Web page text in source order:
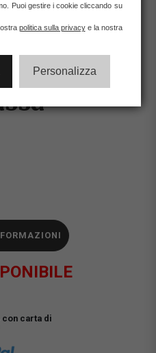
2
-
con carta di
Puoi gestire i cookie cliccando su
politica sulla privacye la nostra
Personalizza